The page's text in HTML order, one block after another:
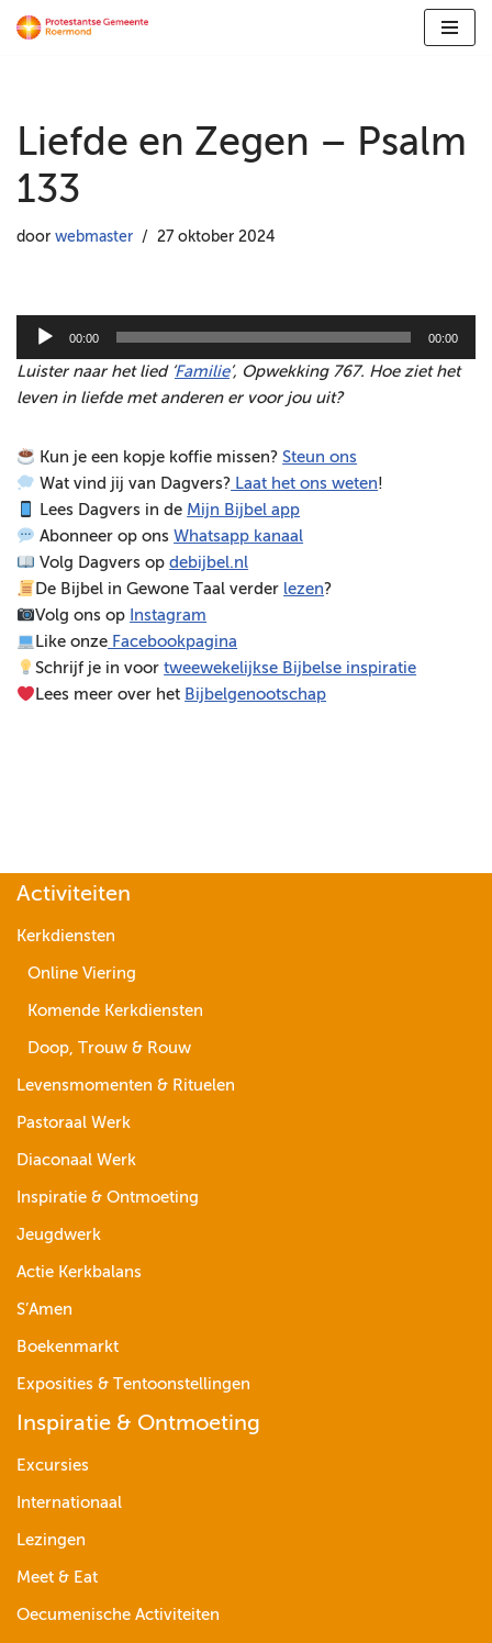
inhoud
Liefde en Zegen – Psalm
133
door webmaster 27 oktober 2024
d
i
s
p
e
l
e
r
00:00 00:00
Luister naar het lied ‘ Familie’, Opwekking 767. Hoe ziet het
leven in liefde met anderen er voor jou uit?
Kun je een kopje koffie missen?Steun ons
Wat vind jij van Dagvers? Laat het ons weten!
Lees Dagvers in de Mijn Bijbel app
Abonneer op onsWhatsapp kanaal
Volg Dagvers opdebijbel.nl
De Bijbel in Gewone Taal verder lezen?
Volg ons op Instagram
Like onze Facebookpagina
Schrijf je in voortweewekelijkse Bijbelse inspiratie
Lees meer over het Bijbelgenootschap
Activiteiten
Kerkdiensten
Online Viering
Komende Kerkdiensten
Doop, Trouw & Rouw
Levensmomenten & Rituelen
Pastoraal Werk
Diaconaal Werk
Inspiratie & Ontmoeting
Jeugdwerk
Actie Kerkbalans
S’Amen
Boekenmarkt
Exposities & Tentoonstellingen
Inspiratie & Ontmoeting
Excursies
Internationaal
Lezingen
Meet & Eat
Oecumenische Activiteiten